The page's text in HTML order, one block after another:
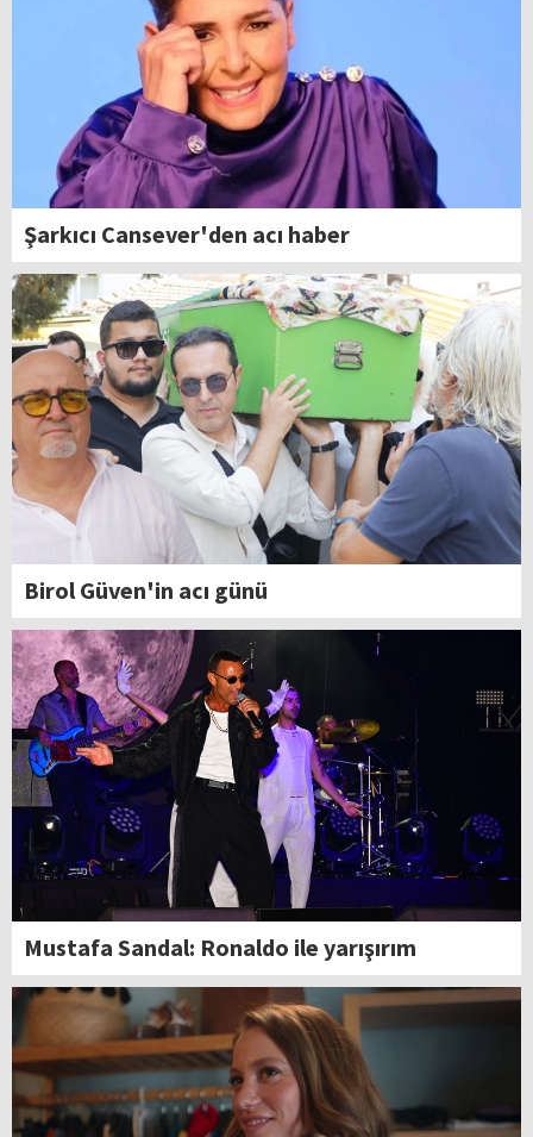
Şarkıcı Cansever'den acı haber
Birol Güven'in acı günü
Mustafa Sandal: Ronaldo ile yarışırım